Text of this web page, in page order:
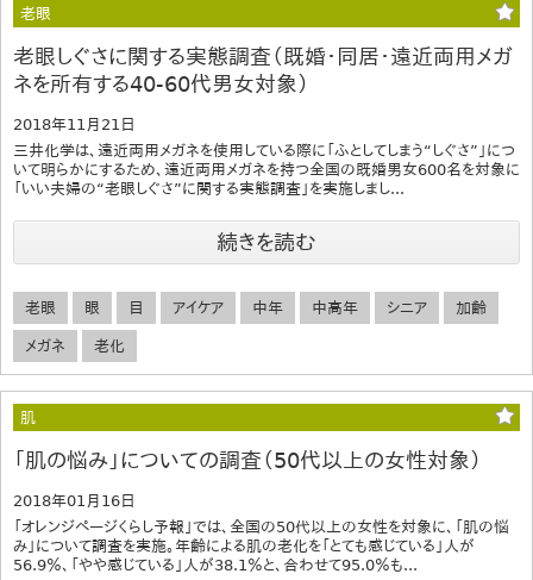
老眼
老眼しぐさに関する実態調査（既婚・同居・遠近両用メガ
ネを所有する40‐60代男女対象）
2018年11月21日
三井化学は、遠近両用メガネを使用している際に「ふとしてしまう“しぐさ”」につ
いて明らかにするため、遠近両用メガネを持つ全国の既婚男女600名を対象に
「いい夫婦の“老眼しぐさ”に関する実態調査」を実施しまし...
続きを読む
老眼 眼 目 アイケア 中年 中高年 シニア 加齢
メガネ 老化
肌
「肌の悩み」についての調査（50代以上の女性対象）
2018年01月16日
「オレンジページくらし予報」では、全国の50代以上の女性を対象に、「肌の悩
み」について調査を実施。年齢による肌の老化を「とても感じている」人が
56.9％、「やや感じている」人が38.1％と、合わせて95.0％も...